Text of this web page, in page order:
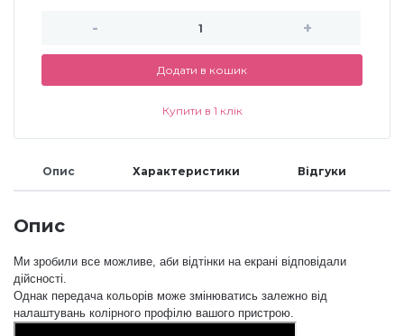
Фольга для лиття (ефект кракелюра)
Аксесуари
- +
Додати в кошик
Купити в 1 клік
Опис Характеристики Відгуки
Опис
Ми зробили все можливе, аби відтінки на екрані відповідали
дійсності.
Однак передача кольорів може змінюватись залежно від
налаштувань колірного профілю вашого пристрою.